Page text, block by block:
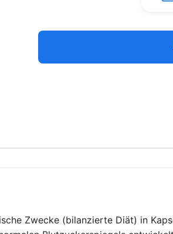
Zwecke (bilanzierte Diät) in